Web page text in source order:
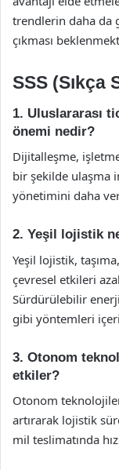
trendlerin daha da
çıkması
SSS (Sıkça
1. Uluslararası
önemi nedir?
Dijitalleşme,
bir şekilde ulaşma
yönetimini daha
2. Yeşil lojistik
Yeşil lojistik,
çevresel etkileri
Sürdürülebilir
gibi yöntemleri
3. Otonom
etkiler?
Otonom
artırarak lojistik
mil teslimatında